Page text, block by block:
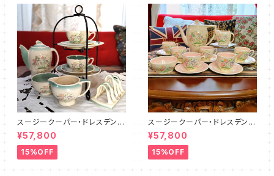
スージークーパー・ドレスデンス
プレイ・ティーフォーツー・セット
PLUS（SCDR6001）
¥57,800
15%OFF
スージークーパー・ドレスデンス
プレイ・フルセット（ピンク）SCD
R9003
¥57,800
15%OFF